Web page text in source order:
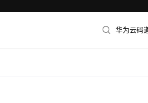
华为云码